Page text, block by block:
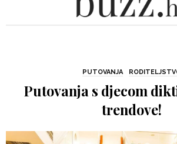
PUTOVANJA
Putovanja s djecom
trendove!